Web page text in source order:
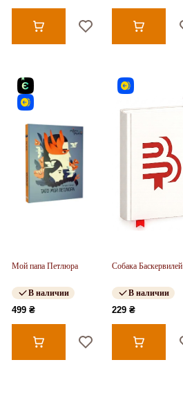
Мой папа Петлюра
В наличии
499 ₴
Собака Баскервилей
В наличии
229 ₴